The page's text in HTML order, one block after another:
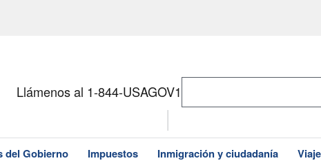
Llámenos al 1-844-USAGOV1
del Gobierno Impuestos Inmigración y ciudadanía